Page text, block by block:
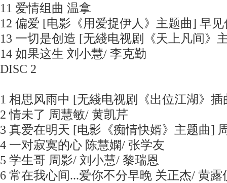
11 爱情组曲 温拿
12 偏爱 [电影《用爱捉伊人》主题曲] 早
13 一切是创造 [无綫电视剧《天上凡间》
14 如果这生 刘小慧/ 李克勤
DISC 2
1 相思风雨中 [无綫电视剧《出位江湖》
2 情未了 周慧敏/ 黄凯芹
3 真爱在明天 [电影《痴情快婿》主题曲]
4 一对寂寞的心 陈慧嫻/ 张学友
5 学生哥 周影/ 刘小慧/ 黎瑞恩
6 常在我心间...爱你不分早晚 关正杰/ 黄